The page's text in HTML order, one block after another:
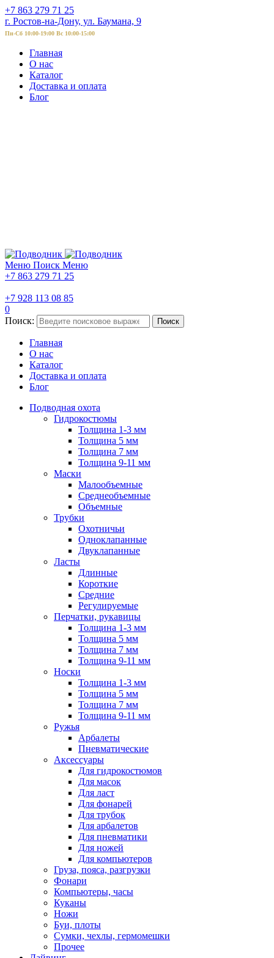
+7 863 279 71 25
г. Ростов-на-Дону, ул. Баумана, 9
Пн-Сб 10:00-19:00 Вс 10:00-15:00
Главная
О нас
Каталог
Доставка и оплата
Блог
Меню Поиск Меню
+7 863 279 71 25
+7 928 113 08 85
0
Поиск:
Поиск
Главная
О нас
Каталог
Доставка и оплата
Блог
Подводная охота
Гидрокостюмы
Толщина 1-3 мм
Толщина 5 мм
Толщина 7 мм
Толщина 9-11 мм
Маски
Малообъемные
Среднеобъемные
Объемные
Трубки
Охотничьи
Одноклапанные
Двуклапанные
Ласты
Длинные
Короткие
Средние
Регулируемые
Перчатки, рукавицы
Толщина 1-3 мм
Толщина 5 мм
Толщина 7 мм
Толщина 9-11 мм
Носки
Толщина 1-3 мм
Толщина 5 мм
Толщина 7 мм
Толщина 9-11 мм
Ружья
Арбалеты
Пневматические
Аксессуары
Для гидрокостюмов
Для масок
Для ласт
Для фонарей
Для трубок
Для арбалетов
Для пневматики
Для ножей
Для компьютеров
Груза, пояса, разгрузки
Фонари
Компьютеры, часы
Куканы
Ножи
Буи, плоты
Сумки, чехлы, гермомешки
Прочее